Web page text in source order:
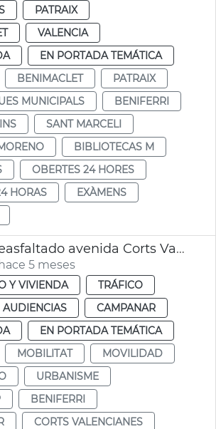
PATRAIX
VALENCIA
EN PORTADA TEMÁTICA
BENIMACLET
PATRAIX
MUNICIPALS
BENIFERRI
SANT MARCELI
BIBLIOTECAS M
OBERTES 24 HORES
HORAS
EXÀMENS
Concluye reasfaltado avenida Corts Valencianes
5 meses
Y VIVIENDA
TRÁFICO
CAMPANAR
EN PORTADA TEMÁTICA
MOBILITAT
MOVILIDAD
URBANISME
BENIFERRI
CORTS VALENCIANES